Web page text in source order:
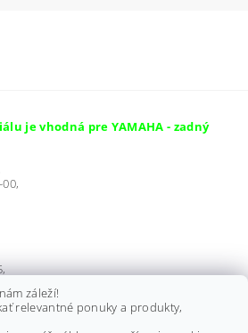
je vhodná pre YAMAHA - zadný
záleží!
relevantné ponuky a produkty,